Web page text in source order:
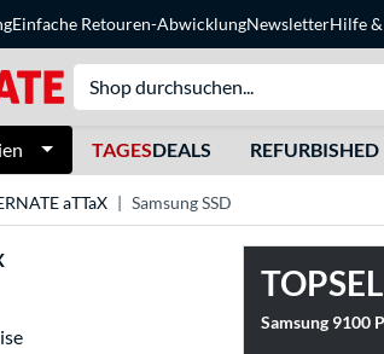
Einfache Retouren-AbwicklungNewsletterHilfe&
TAGESDEALS REFURBISHED
aTTaX Samsung SSD
Samsung 9100